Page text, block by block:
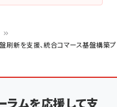
刷新を支援、統合コマース基盤構築プ
ラムを応援して支